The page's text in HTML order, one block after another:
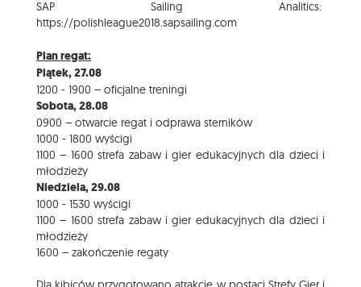
SAP Sailing Analitics:
https://polishleague2018.sapsailing.com
Plan regat:
Piątek, 27.08
1200 - 1900 – oficjalne treningi
Sobota, 28.08
0900 – otwarcie regat i odprawa sterników
1000 - 1800 wyścigi
1100 – 1600 strefa zabaw i gier edukacyjnych dla dzieci i
młodzieży
Niedziela, 29.08
1000 - 1530 wyścigi
1100 – 1600 strefa zabaw i gier edukacyjnych dla dzieci i
młodzieży
1600 – zakończenie regaty